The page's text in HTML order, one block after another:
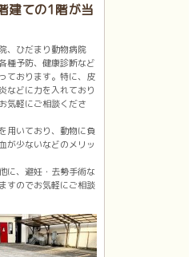
建ての1階が当
、ひだまり動物病院
種予防、健康診断など
ております。特に、皮
などに力を入れており
気軽にご相談くださ
用いており、動物に負
が少ないなどのメリッ
に、避妊・去勢手術な
すのでお気軽にご相談